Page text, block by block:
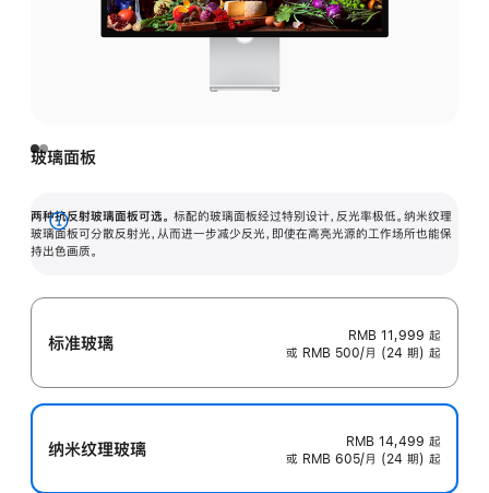
玻璃面板
两种抗反射玻璃面板可选。 标配的玻璃面板经过特别设计，反光率极低。纳米纹理
玻璃面板可分散反射光，从而进一步减少反光，即使在高亮光源的工作场所也能保
持出色画质。
展
开
标准玻璃 RMB 11,999 起
或 RMB 500/月 (24 期) 起
纳米纹理玻璃 RMB 14,499 起
或 RMB 605/月 (24 期) 起